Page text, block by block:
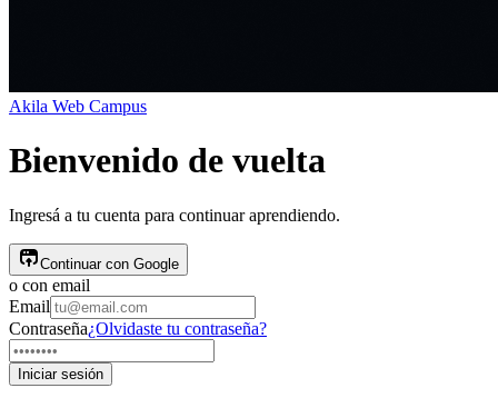
Akila Web Campus
Bienvenido de vuelta
Ingresá a tu cuenta para continuar aprendiendo.
Continuar con Google
o con email
Email
Contraseña¿Olvidaste tu contraseña?
Iniciar sesión